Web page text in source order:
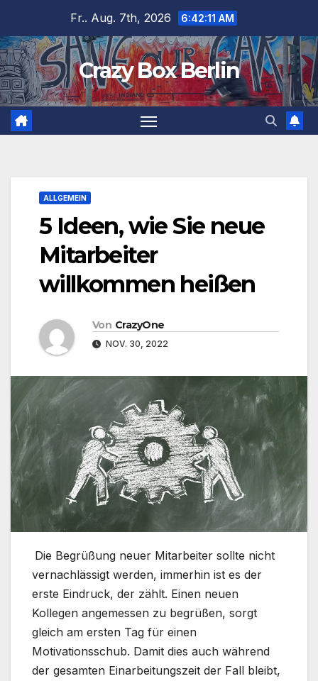
springen
Fr.. Aug. 7th, 2026 6:42:12 AM
Crazy Box Berlin
ALLGEMEIN
5 Ideen, wie Sie neue
Mitarbeiter
willkommen heißen
Von CrazyOne
NOV. 30, 2022
Die Begrüßung neuer Mitarbeiter sollte nicht
vernachlässigt werden, immerhin ist es der
erste Eindruck, der zählt. Einen neuen
Kollegen angemessen zu begrüßen, sorgt
gleich am ersten Tag für einen
Motivationsschub. Damit dies auch während
der gesamten Einarbeitungszeit der Fall bleibt,